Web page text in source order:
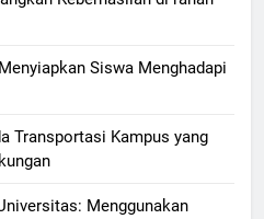
Siswa Menghadapi
Transportasi Kampus yang
Menggunakan